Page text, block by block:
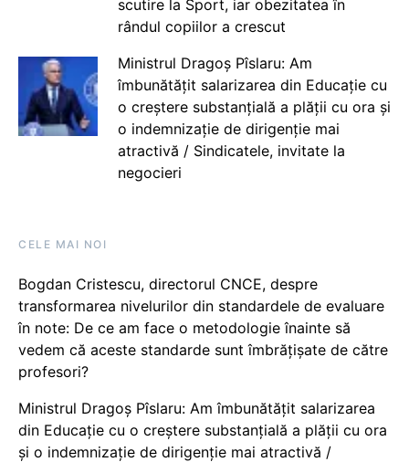
scutire la Sport, iar obezitatea în
rândul copiilor a crescut
Ministrul Dragoș Pîslaru: Am
îmbunătățit salarizarea din Educație cu
o creștere substanțială a plății cu ora și
o indemnizație de dirigenție mai
atractivă / Sindicatele, invitate la
negocieri
CELE MAI NOI
Bogdan Cristescu, directorul CNCE, despre
transformarea nivelurilor din standardele de evaluare
în note: De ce am face o metodologie înainte să
vedem că aceste standarde sunt îmbrățișate de către
profesori?
Ministrul Dragoș Pîslaru: Am îmbunătățit salarizarea
din Educație cu o creștere substanțială a plății cu ora
și o indemnizație de dirigenție mai atractivă /